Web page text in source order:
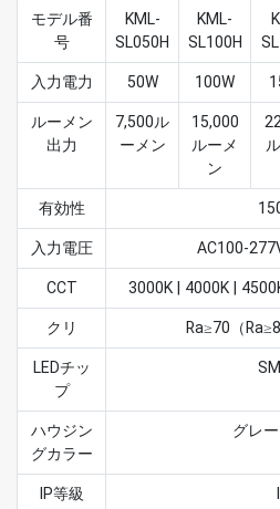
モデル番
号
KML-
SL050H
KML-
SL100H
入力電力
50W 100W
ルーメン
出力
7,500ル
ーメン
15,000
ルーメ
ン
有効性
入力電圧
AC100-
CCT
3000K | 4000K |
クリ
Ra≥70（
LEDチッ
プ
ハウジン
グカラー
グレ
IP等級